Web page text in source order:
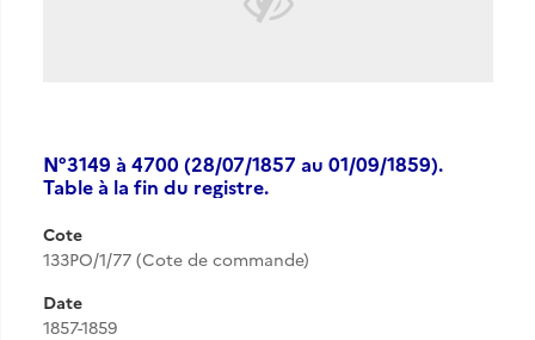
N°3149 à 4700 (28/07/1857 au 01/09/1859).
Table à la fin du registre.
Cote
133PO/1/77 (Cote de commande)
Date
1857-1859